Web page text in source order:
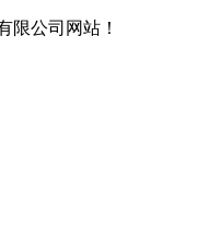
限公司网站！